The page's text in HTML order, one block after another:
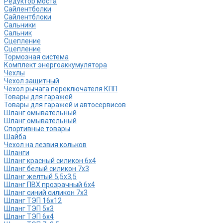
Сайлентболки
Сайлентблоки
Сальники
Сальник
Сцепление
Сцепление
Тормозная система
Комплект энергоаккумулятора
Чехлы
Чехол защитный
Чехол рычага переключателя КПП
Товары для гаражей
Товары для гаражей и автосервисов
Шланг омывательный
Шланг омывательный
Спортивные товары
Шайба
Чехол на лезвия кольков
Шланги
Шланг красный силикон 6х4
Шланг белый силикон 7х3
Шланг желтый 5,5х3,5
Шланг ПВХ прозрачный 6х4
Шланг синий силикон 7х3
Шланг ТЭП 16х12
Шланг ТЭП 5х3
Шланг ТЭП 6х4